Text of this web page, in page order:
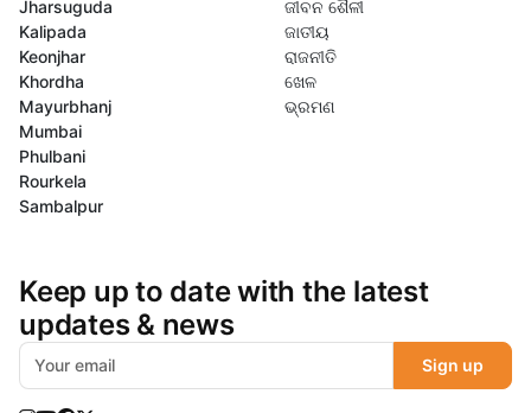
Jharsuguda
Kalipada
Keonjhar
Khordha
Mayurbhanj
Mumbai
Phulbani
Rourkela
Sambalpur
ଜୀବନ ଶୈଳୀ
ଜାତୀୟ
ରାଜନୀତି
ଖେଳ
ଭ୍ରମଣ
Keep up to date with the latest
updates & news
Sign up